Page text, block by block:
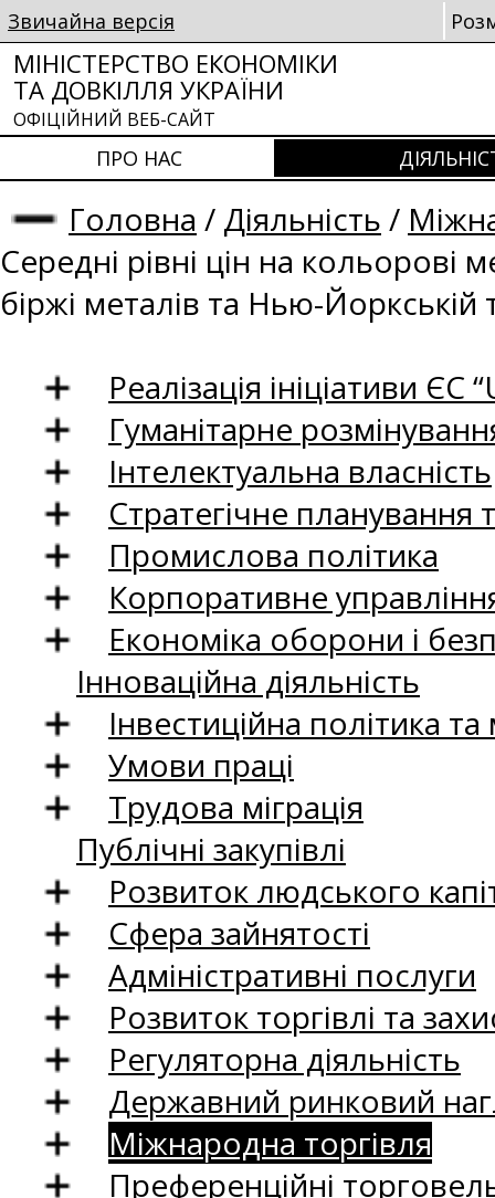
Звичайна версія
МІНІСТЕРСТВО ЕКОНОМІКИ
ТА ДОВКІЛЛЯ УКРАЇНИ
ОФІЦІЙНИЙ ВЕБ-САЙТ
ПРО НАС
Головна / Діяльність /
Середні рівні цін на кольорові
біржі металів та Нью-Йоркській
Реалізація ініціативи ЄС
Гуманітарне
Інтелектуальна власність
Стратегічне
Промислова політика
Корпоративне
Економіка оборони і
Інноваційна діяльність
Інвестиційна політика
Умови праці
Трудова міграція
Публічні закупівлі
Розвиток людського
Сфера зайнятості
Адміністративні послуги
Розвиток торгівлі та
Регуляторна діяльність
Державний ринковий
Міжнародна торгівля
Преференційні